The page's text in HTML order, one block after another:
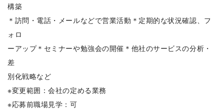
構築
＊訪問・電話・メールなどで営業活動＊定期的な状況確認、フ
ォロ
ーアップ＊セミナーや勉強会の開催＊他社のサービスの分析・
差
別化戦略など
※変更範囲：会社の定める業務
※応募前職場見学：可